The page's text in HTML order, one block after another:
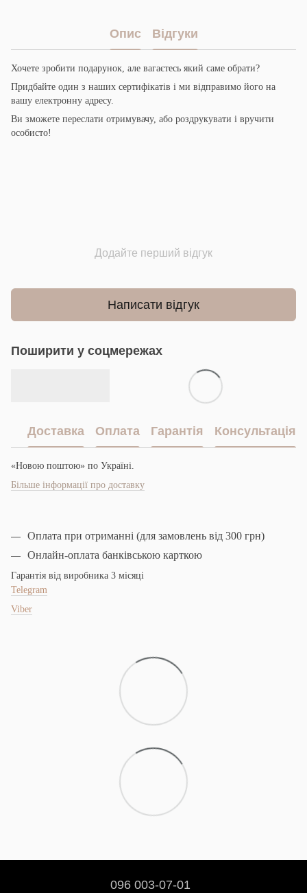
Опис Відгуки
Хочете зробити подарунок, але вагаєтесь який саме обрати?
Придбайте один з наших сертифікатів і ми відправимо його на
вашу електронну адресу.
Ви зможете переслати отримувачу, або роздрукувати і вручити
особисто!
Додайте перший відгук
Написати відгук
Поширити у соцмережах
Доставка Оплата Гарантія Консультація
«Новою поштою» по Україні.
Більше інформації про доставку
Оплата при отриманні (для замовлень від 300 грн)
Онлайн-оплата банківською карткою
Гарантія від виробника 3 місяці
Telegram
Viber
096 003-07-01